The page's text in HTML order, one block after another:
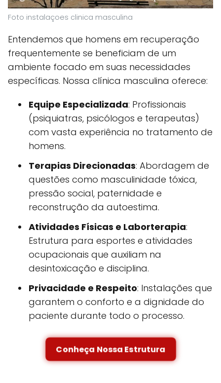
Foto instalaçoes clinica masculina
Entendemos que homens em recuperação
frequentemente se beneficiam de um
ambiente focado em suas necessidades
específicas. Nossa clínica masculina oferece:
Equipe Especializada: Profissionais
(psiquiatras, psicólogos e terapeutas)
com vasta experiência no tratamento de
homens.
Terapias Direcionadas: Abordagem de
questões como masculinidade tóxica,
pressão social, paternidade e
reconstrução da autoestima.
Atividades Físicas e Laborterapia:
Estrutura para esportes e atividades
ocupacionais que auxiliam na
desintoxicação e disciplina.
Privacidade e Respeito: Instalações que
garantem o conforto e a dignidade do
paciente durante todo o processo.
Conheça Nossa Estrutura